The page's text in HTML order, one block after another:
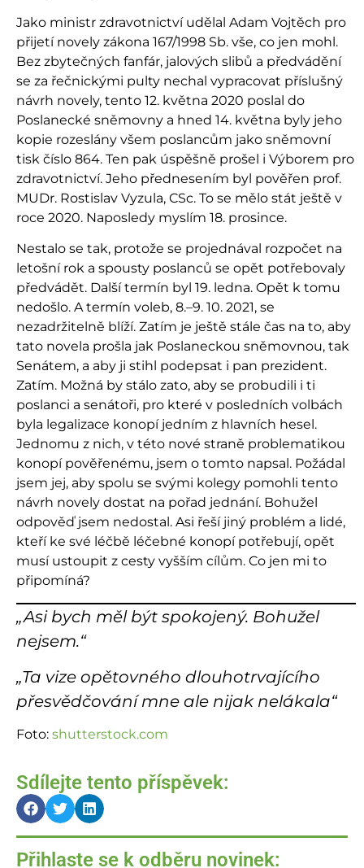
Jako ministr zdravotnictví udělal Adam Vojtěch pro
přijetí novely zákona 167/1998 Sb. vše, co jen mohl.
Bez zbytečných fanfár, jalových slibů a předvádění
se za řečnickými pulty nechal vypracovat příslušný
návrh novely, tento 12. května 2020 poslal do
Poslanecké sněmovny a hned 14. května byly jeho
kopie rozeslány všem poslancům jako sněmovní
tisk číslo 864. Ten pak úspěšně prošel i Výborem pro
zdravotnictví. Jeho přednesením byl pověřen prof.
MUDr. Rostislav Vyzula, CSc. To se mělo stát ještě v
roce 2020. Naposledy myslím 18. prosince.
Nestalo se tak, protože se projednával rozpočet na
letošní rok a spousty poslanců se opět potřebovaly
předvádět. Další termín byl 19. ledna. Opět k tomu
nedošlo. A termín voleb, 8.–9. 10. 2021, se
nezadržitelně blíží. Zatím je ještě stále čas na to, aby
tato novela prošla jak Poslaneckou sněmovnou, tak
Senátem, a aby ji stihl podepsat i pan prezident.
Zatím. Možná by stálo zato, aby se probudili i ti
poslanci a senátoři, pro které v posledních volbách
byla legalizace konopí jedním z hlavních hesel.
Jednomu z nich, v této nové straně problematikou
konopí pověřenému, jsem o tomto napsal. Požádal
jsem jej, aby spolu se svými kolegy pomohli tento
návrh novely dostat na pořad jednání. Bohužel
odpověď jsem nedostal. Asi řeší jiný problém a lidé,
kteří ke své léčbě léčebné konopí potřebují, opět
musí ustoupit z cesty vyšším cílům. Co jen mi to
připomíná?
„Asi bych měl být spokojený. Bohužel
nejsem.“
„Ta vize opětovného dlouhotrvajícího
přesvědčování mne ale nijak nelákala“
Foto: shutterstock.com
Sdílejte tento příspěvek:
Přihlaste se k odběru novinek: